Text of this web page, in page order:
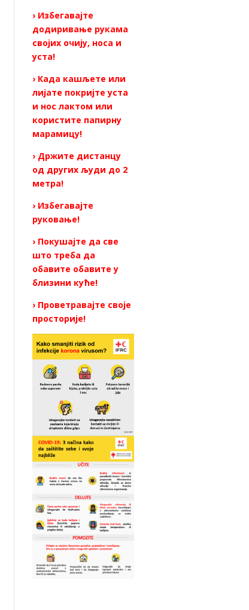
› Избегавајте
додиривање рукама
својих очију, носа и
уста!
› Када кашљете или
лијате покријте уста
и нос лактом или
користите папирну
марамицу!
› Држите дистанцу
од других људи до 2
метра!
› Избегавајте
руковање!
› Покушајте да све
што треба да
обавите обавите у
близини куће!
› Проветравајте своје
просторије!